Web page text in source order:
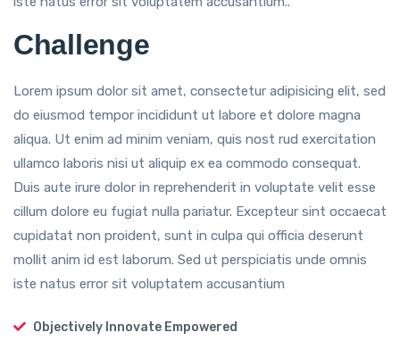
Challenge
Lorem ipsum dolor sit amet, consectetur adipisicing elit, sed
do eiusmod tempor incididunt ut labore et dolore magna
aliqua. Ut enim ad minim veniam, quis nost rud exercitation
ullamco laboris nisi ut aliquip ex ea commodo consequat.
Duis aute irure dolor in reprehenderit in voluptate velit esse
cillum dolore eu fugiat nulla pariatur. Excepteur sint occaecat
cupidatat non proident, sunt in culpa qui officia deserunt
mollit anim id est laborum. Sed ut perspiciatis unde omnis
iste natus error sit voluptatem accusantium
Objectively Innovate Empowered